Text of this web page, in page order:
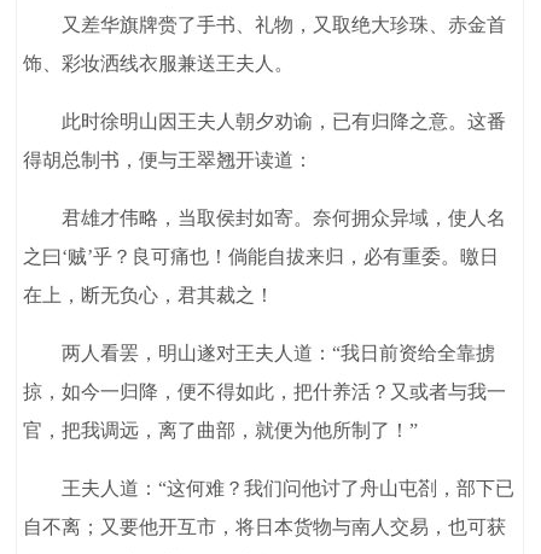
又差华旗牌赍了手书、礼物，又取绝大珍珠、赤金首
饰、彩妆洒线衣服兼送王夫人。
此时徐明山因王夫人朝夕劝谕，已有归降之意。这番
得胡总制书，便与王翠翘开读道：
君雄才伟略，当取侯封如寄。奈何拥众异域，使人名
之曰‘贼’乎？良可痛也！倘能自拔来归，必有重委。曒日
在上，断无负心，君其裁之！
两人看罢，明山遂对王夫人道：“我日前资给全靠掳
掠，如今一归降，便不得如此，把什养活？又或者与我一
官，把我调远，离了曲部，就便为他所制了！”
王夫人道：“这何难？我们问他讨了舟山屯剳，部下已
自不离；又要他开互市，将日本货物与南人交易，也可获